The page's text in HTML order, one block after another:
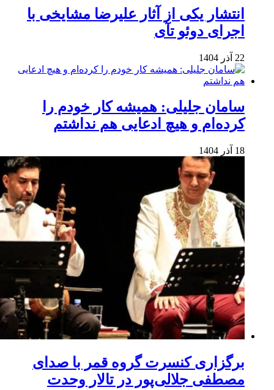
انتشار یکی از آثار علیرضا مشایخی با
اجرای دوئو تآی
22 آذر 1404
سامان جلیلی: همیشه کار خودم را
کرده‌ام و هیچ ادعایی هم نداشتم
18 آذر 1404
برگزاری کنسرت گروه قمر با صدای
مصطفی جلالی‌پور در تالار وحدت